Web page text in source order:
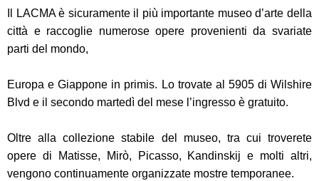
Il LACMA è sicuramente il più importante museo d’arte della
città e raccoglie numerose opere provenienti da svariate
parti del mondo,
Europa e Giappone in primis. Lo trovate al 5905 di Wilshire
Blvd e il secondo martedì del mese l’ingresso è gratuito.
Oltre alla collezione stabile del museo, tra cui troverete
opere di Matisse, Mirò, Picasso, Kandinskij e molti altri,
vengono continuamente organizzate mostre temporanee.